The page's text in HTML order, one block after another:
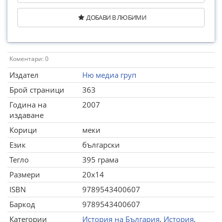
ДОБАВИ В ЛЮБИМИ
Коментари: 0
Издател
Ню медиа груп
Брой страници
363
Година на
издаване
2007
Корици
меки
Език
български
Тегло
395 грама
Размери
20x14
ISBN
9789543400607
Баркод
9789543400607
Категории
История на България, История,